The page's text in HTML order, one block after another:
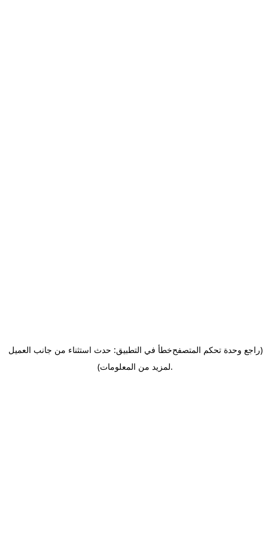
خطأ في التطبيق: حدث استثناء من جانب العميل(راجع وحدة تحكم المتصفح
لمزيد من المعلومات).